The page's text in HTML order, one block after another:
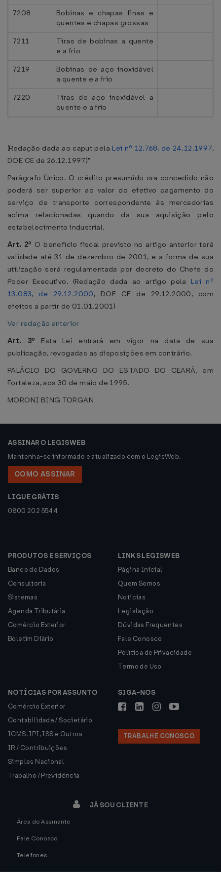
7208
Bobinas e chapas finas e
quentes e chapas grossas
7211
Tiras de bobinas a quente
e a frio
7219
Bobinas de aço inoxidável
a quente e a frio
7220
Tiras de aço inoxidável a
quente e a frio
(Redação dada ao caput pela Lei nº 12.768, de 24.12.1997,
DOE CE de 26.12.1997)"
Parágrafo Único. O crédito presumido ora concedido não
poderá ser superior ao valor do efetivo pagamento do
serviço de transporte correspondente às mercadorias
acima relacionadas quando da sua aquisição pelo
estabelecimento industrial.
Art. 2º O benefício fiscal previsto no artigo anterior terá
validade até 31 de dezembro de 2001, e a forma de sua
utilização será regulamentada por decreto do Chefe do
Poder Executivo. (Redação dada ao artigo pela Lei nº
13.083, de 29.12.2000, DOE CE de 29.12.2000, com
efeitos a partir de 01.01.2001)
Ver redação anterior
Art. 3º Esta Lei entrará em vigor na data de sua
publicação, revogadas as disposições em contrário.
PALÁCIO DO GOVERNO DO ESTADO DO CEARÁ, em
Fortaleza, aos 30 de maio de 1995.
MORONI BING TORGAN
ASSINAR O LEGISWEB
Mantenha-se informado e atualizado com o LegisWeb.
COMO ASSINAR
LIGUE GRÁTIS
0800 202 5544
PRODUTOS E SERVIÇOS
Banco de Dados
Consultoria
Sistemas
Agenda Tributária
Comércio Exterior
Boletim Diário
LINKS LEGISWEB
Página Inicial
Quem Somos
Notícias
Legislação
Dúvidas Frequentes
Fale Conosco
Política de Privacidade
Termo de Uso
NOTÍCIAS POR ASSUNTO
Comércio Exterior
Contabilidade / Societário
ICMS, IPI, ISS e Outros
IR / Contribuições
Simples Nacional
Trabalho / Previdência
SIGA-NOS
TRABALHE CONOSCO
JÁ SOU CLIENTE
Área do Assinante
Fale Conosco
Telefones